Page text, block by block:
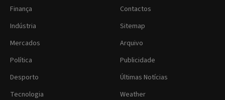
Finança
Indústria
Mercados
Política
Desporto
Tecnologia
Contactos
Sitemap
Arquivo
Publicidade
Últimas Notícias
Weather